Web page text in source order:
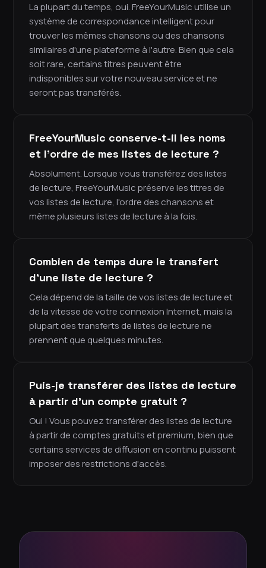
La plupart du temps, oui. FreeYourMusic utilise un
système de correspondance intelligent pour
trouver les mêmes chansons ou des chansons
similaires d'une plateforme à l'autre. Bien que cela
soit rare, certains titres peuvent être
indisponibles sur votre nouveau service et ne
seront pas transférés.
FreeYourMusic conserve-t-il les noms
et l'ordre de mes listes de lecture ?
Absolument. Lorsque vous transférez des listes
de lecture, FreeYourMusic préserve les titres de
vos listes de lecture, l'ordre des chansons et
même plusieurs listes de lecture à la fois.
Combien de temps dure le transfert
d'une liste de lecture ?
Cela dépend de la taille de vos listes de lecture et
de la vitesse de votre connexion Internet, mais la
plupart des transferts de listes de lecture ne
prennent que quelques minutes.
Puis-je transférer des listes de lecture
à partir d'un compte gratuit ?
Oui ! Vous pouvez transférer des listes de lecture
à partir de comptes gratuits et premium, bien que
certains services de diffusion en continu puissent
imposer des restrictions d'accès.